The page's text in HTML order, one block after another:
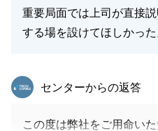
重要局面では上司が直接
する場を設けてほしかった
東急リバブル
センターからの返答
この度は弊社をご用命い